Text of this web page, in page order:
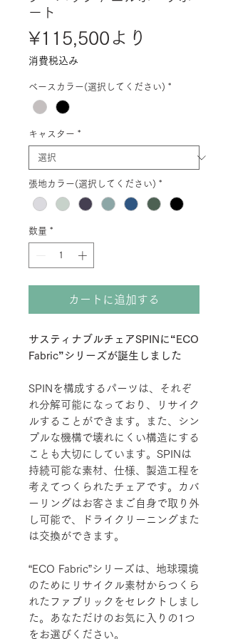
ート
¥115,500より
ル
消費税込み
ベースカラー(選択してください) *
キャスター *
張地カラー(選択してください) *
数量 *
カートに追加する
サスティナブルチェアSPINに“ECO
Fabric”シリーズが誕生しました
SPINを構成するパーツは、それぞ
れ分解可能になっており、リサイク
ルすることができます。また、シン
プルな機構で壊れにくい構造にする
ことも大切にしています。SPINは
持続可能な素材、仕様、製造工程を
考えてつくられたチェアです。カバ
ーリングはお客さまご自身で取り外
し可能で、ドライクリーニングまた
は交換ができます。
“ECO Fabric”シリーズは、地球環境
のためにリサイクル素材からつくら
れたファブリックをセレクトしまし
た。あなただけのお気に入りの1つ
をお選びください。